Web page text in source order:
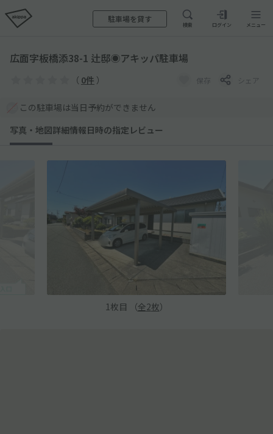
駐車場を貸す
検索 ログイン メニュー
広面字板橋添38-1 辻邸◉アキッパ駐車場
（ 0件 ） 保存 シェア
この駐車場は当日予約ができません
写真・地図詳細情報日時の指定 レビュー
1 枚目 （全2枚）